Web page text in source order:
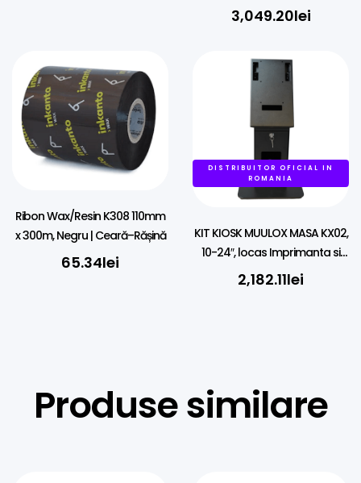
Detecție Falsuri
3,049.20lei
Ribon Wax/Resin K308 110mm
x 300m, Negru | Ceară–Rășină
65.34lei
DISTRIBUITOR OFICIAL IN
ROMANIA
KIT KIOSK MUULOX MASA KX02,
10-24″, locas Imprimanta si
Scanner
2,182.11lei
Produse similare